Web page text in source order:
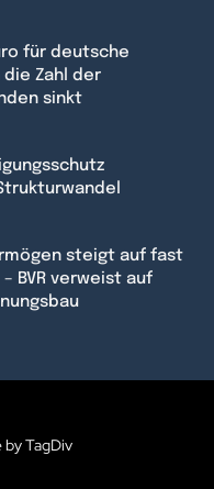
für deutsche
Zahl der
sinkt
steigt auf fast
BVR verweist auf
by TagDiv